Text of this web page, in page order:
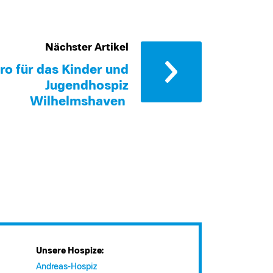
Nächster Artikel
für das Kinder und
Jugendhospiz
Wilhelmshaven
Unsere Hospize:
Andreas-Hospiz